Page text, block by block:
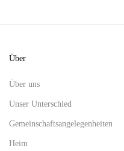
Über
Über uns
Unser Unterschied
Gemeinschaftsangelegenheiten
Heim